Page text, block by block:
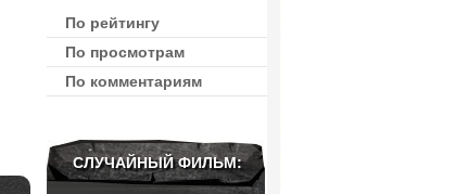
По рейтингу
По просмотрам
По комментариям
СЛУЧАЙНЫЙ ФИЛЬМ: